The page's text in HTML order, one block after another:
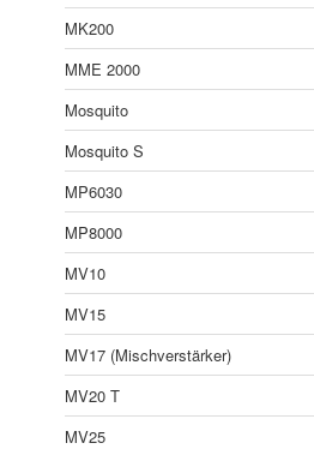
MK200
MME 2000
Mosquito
Mosquito S
MP6030
MP8000
MV10
MV15
MV17 (Mischverstärker)
MV20 T
MV25